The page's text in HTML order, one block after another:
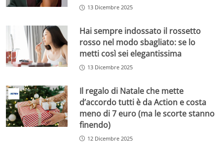
13 Dicembre 2025
Hai sempre indossato il rossetto
rosso nel modo sbagliato: se lo
metti così sei elegantissima
13 Dicembre 2025
Il regalo di Natale che mette
d’accordo tutti è da Action e costa
meno di 7 euro (ma le scorte stanno
finendo)
12 Dicembre 2025